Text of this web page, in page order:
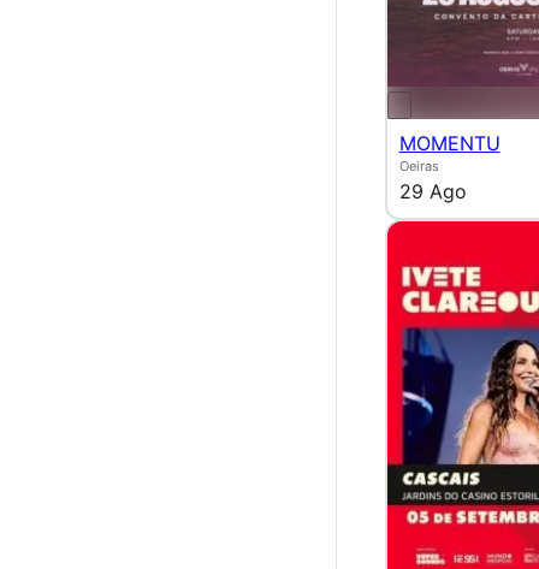
MOMENTU
Oeiras
29 Ago